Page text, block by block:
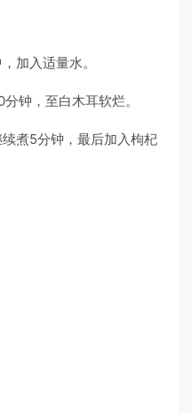
加入适量水。
钟，至白木耳软烂。
煮5分钟，最后加入枸杞